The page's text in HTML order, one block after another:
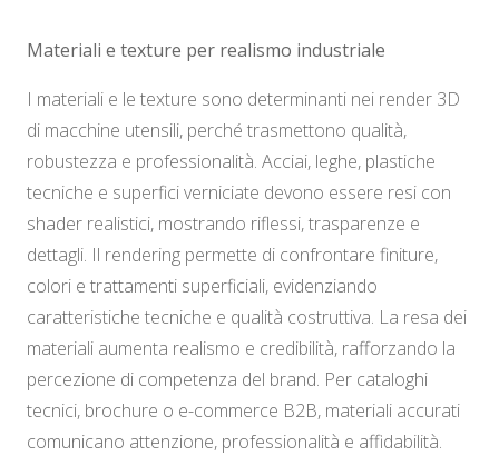
Materiali e texture per realismo industriale
I materiali e le texture sono determinanti nei render 3D
di macchine utensili, perché trasmettono qualità,
robustezza e professionalità. Acciai, leghe, plastiche
tecniche e superfici verniciate devono essere resi con
shader realistici, mostrando riflessi, trasparenze e
dettagli. Il rendering permette di confrontare finiture,
colori e trattamenti superficiali, evidenziando
caratteristiche tecniche e qualità costruttiva. La resa dei
materiali aumenta realismo e credibilità, rafforzando la
percezione di competenza del brand. Per cataloghi
tecnici, brochure o e-commerce B2B, materiali accurati
comunicano attenzione, professionalità e affidabilità.